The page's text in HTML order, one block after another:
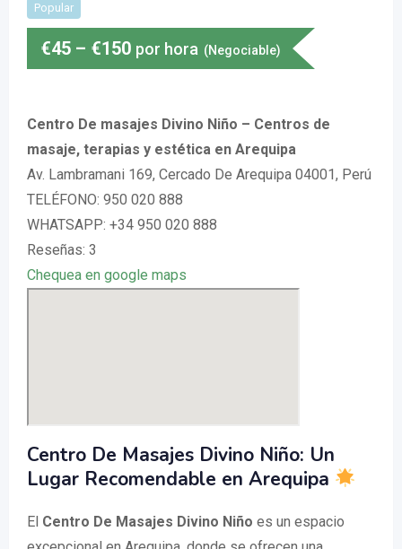
Popular
€45 – €150 por hora (Negociable)
Centro De masajes Divino Niño – Centros de
masaje, terapias y estética en Arequipa
Av. Lambramani 169, Cercado De Arequipa 04001, Perú
TELÉFONO: 950 020 888
WHATSAPP: +34 950 020 888
Reseñas: 3
Chequea en google maps
Centro De Masajes Divino Niño: Un
Lugar Recomendable en Arequipa
El Centro De Masajes Divino Niño es un espacio